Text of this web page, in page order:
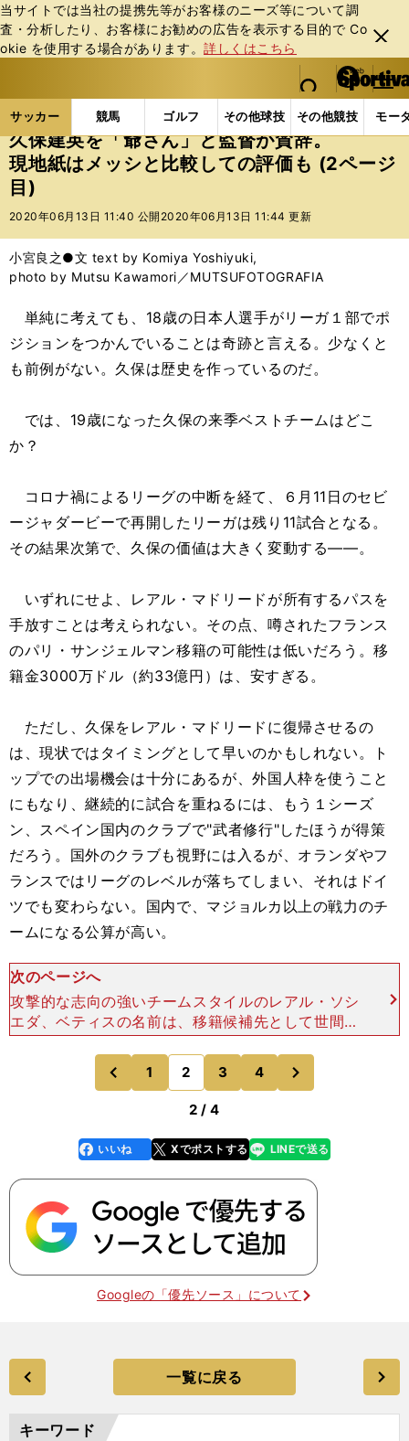
当サイトでは当社の提携先等がお客様のニーズ等について調
査・分析したり、お客様にお勧めの広告を表⽰する⽬的で Co
okie を使⽤する場合があります。詳しくはこちら
閉じ
る
web Sportiva (webスポルティーバ)
検索
マイペ
ー
ジ
メニュ
サッカー 競馬 ゴルフ その他球技 その他競技 モー
ス
ポ
ル
テ
ー
バ
サッカーの記事一覧 海外サッカー 海外サッカー
久保建英を「爺さん」と監督が賛辞。
現地紙はメッシと比較しての評価も (2ページ
目)
2020年06月13日 11:40 公開 2020年06月13日 11:44 更新
小宮良之●文 text by Komiya Yoshiyuki,
photo by Mutsu Kawamori／MUTSUFOTOGRAFIA
単純に考えても、18歳の日本人選手がリーガ１部でポ
ジションをつかんでいることは奇跡と言える。少なくと
も前例がない。久保は歴史を作っているのだ。
では、19歳になった久保の来季ベストチームはどこ
か？
コロナ禍によるリーグの中断を経て、６月11日のセビ
ージャダービーで再開したリーガは残り11試合となる。
その結果次第で、久保の価値は大きく変動する――。
いずれにせよ、レアル・マドリードが所有するパスを
手放すことは考えられない。その点、噂されたフランス
のパリ・サンジェルマン移籍の可能性は低いだろう。移
籍金3000万ドル（約33億円）は、安すぎる。
ただし、久保をレアル・マドリードに復帰させるの
は、現状ではタイミングとして早いのかもしれない。ト
ップでの出場機会は十分にあるが、外国人枠を使うこと
にもなり、継続的に試合を重ねるには、もう１シーズ
ン、スペイン国内のクラブで"武者修行"したほうが得策
だろう。国外のクラブも視野には入るが、オランダやフ
ランスではリーグのレベルが落ちてしまい、それはドイ
ツでも変わらない。国内で、マジョルカ以上の戦力のチ
ームになる公算が高い。
次のページへ
攻撃的な志向の強いチームスタイルのレアル・ソシ
エダ、ベティスの名前は、移籍候補先として世間を
にぎわしてきた。２チームともボールプレーが基本
で、有力と言える。 久保が、バルセロナのように
主導権を握るチー
前
のページへ
1 2 3 4
のページへ
2 / 4
faceboo
k
いいね Xでポストする
line LINEで送る
Googleの「優先ソース」について
一覧に戻る
キーワード